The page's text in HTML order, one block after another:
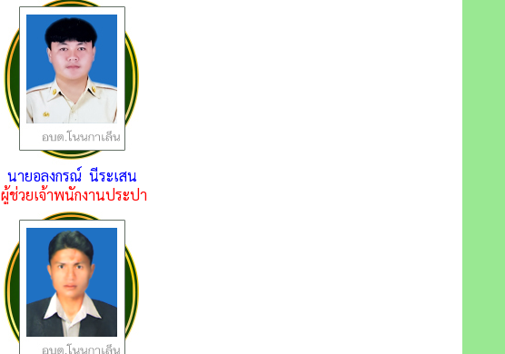
นายอลงกรณ์ นีระเสน
ผู้ช่วยเจ้าพนักงานประปา